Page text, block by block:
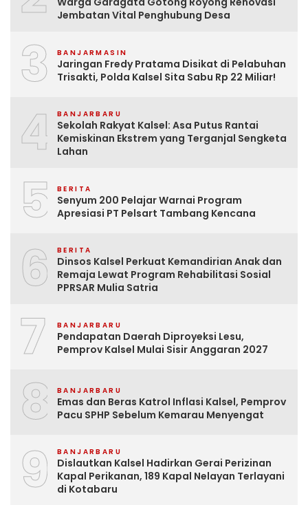
Jembatan Vital Penghubung Desa
3 BANJARMASIN
Jaringan Fredy Pratama Disikat di Pelabuhan
Trisakti, Polda Kalsel Sita Sabu Rp 22 Miliar!
4 BANJARBARU
Sekolah Rakyat Kalsel: Asa Putus Rantai
Kemiskinan Ekstrem yang Terganjal Sengketa
Lahan
5 BERITA
Senyum 200 Pelajar Warnai Program
Apresiasi PT Pelsart Tambang Kencana
6 BERITA
Dinsos Kalsel Perkuat Kemandirian Anak dan
Remaja Lewat Program Rehabilitasi Sosial
PPRSAR Mulia Satria
7 BANJARBARU
Pendapatan Daerah Diproyeksi Lesu,
Pemprov Kalsel Mulai Sisir Anggaran 2027
8 BANJARBARU
Emas dan Beras Katrol Inflasi Kalsel, Pemprov
Pacu SPHP Sebelum Kemarau Menyengat
9 BANJARBARU
Dislautkan Kalsel Hadirkan Gerai Perizinan
Kapal Perikanan, 189 Kapal Nelayan Terlayani
di Kotabaru